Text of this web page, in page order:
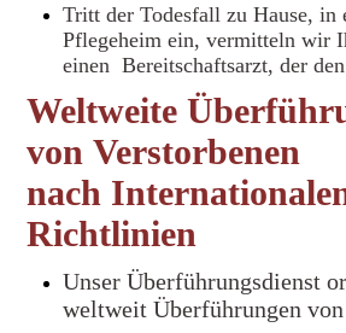
Tritt der Todesfall zu Hause, in
Pflegeheim ein, vermitteln wir
einen Bereitschaftsarzt, der
Weltweite
von Verstorbenen
nach
Richtlinien
Unser Überführungsdienst
weltweit Überführungen von